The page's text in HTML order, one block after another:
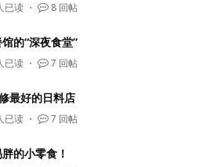
读 ・ 8 回帖
的“深夜食堂”
读 ・ 7 回帖
最好的日料店
读 ・ 7 回帖
的小零食！